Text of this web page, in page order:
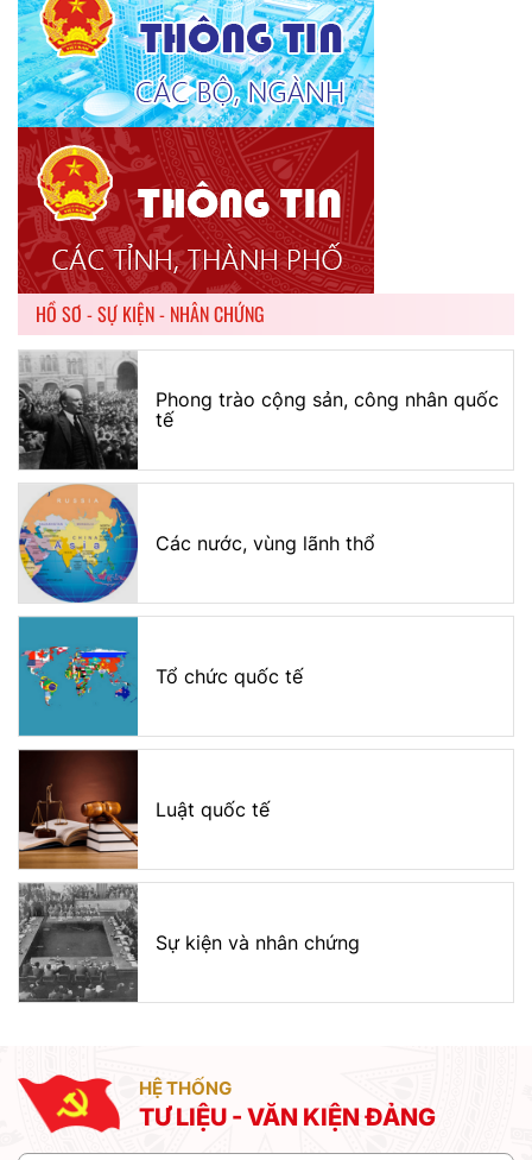
HỒ SƠ - SỰ KIỆN - NHÂN CHỨNG
Phong trào cộng sản, công nhân quốc
tế
Các nước, vùng lãnh thổ
Tổ chức quốc tế
Luật quốc tế
Sự kiện và nhân chứng
HỆ THỐNG
TƯ LIỆU - VĂN KIỆN ĐẢNG